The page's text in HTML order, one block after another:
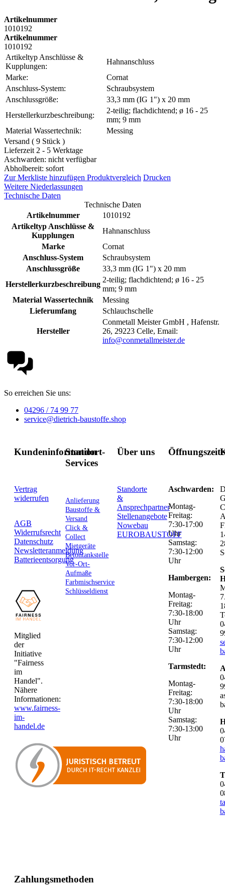
Artikelnummer
1010192
Artikelnummer
1010192
Artikeltyp Anschlüsse &
Kupplungen:
Hahnanschluss
Marke:
Cornat
Anschluss-System:
Schraubsystem
Anschlussgröße:
33,3 mm (IG 1") x 20 mm
Herstellerkurzbeschreibung:
2-teilig; flachdichtend; ø 16 - 25
mm; 9 mm
Material Wassertechnik:
Messing
Versand ( 9 Stück )
Lieferzeit 2 - 5 Werktage
Aschwarden: nicht verfügbar
Abholbereit: sofort
Zur Merkliste hinzufügen Produktvergleich Drucken
Weitere Niederlassungen
Technische Daten
Technische Daten
Artikelnummer
1010192
Artikeltyp Anschlüsse &
Kupplungen
Hahnanschluss
Marke
Cornat
Anschluss-System
Schraubsystem
Anschlussgröße
33,3 mm (IG 1") x 20 mm
Herstellerkurzbeschreibung
2-teilig; flachdichtend; ø 16 - 25
mm; 9 mm
Material Wassertechnik
Messing
Lieferumfang
Schlauchschelle
Hersteller
Conmetall Meister GmbH , Hafenstr.
26, 29223 Celle, Email:
info@conmetallmeister.de
So erreichen Sie uns:
04296 / 74 99 77
service@dietrich-baustoffe.shop
Kundeninformation
Vertrag
widerrufen
AGB
Widerrufsrecht
Datenschutz
Newsletteranmeldung
Batterieentsorgung
Mitglied
der
Initiative
"Fairness
im
Handel".
Nähere
Informationen:
www.fairness-
im-
handel.de
Standort-
Services
Anlieferung
Baustoffe &
Versand
Click &
Collect
Mietgeräte
Betontankstelle
Vor-Ort-
Aufmaße
Farbmischservice
Schlüsseldienst
Über uns
Standorte
&
Ansprechpartner
Stellenangebote
Nowebau
EUROBAUSTOFF
Aschwarden:
Montag-
Freitag:
7:30-17:00
Uhr
Samstag:
7:30-12:00
Uhr
Hambergen:
Montag-
Freitag:
7:30-18:00
Uhr
Samstag:
7:30-12:00
Uhr
Tarmstedt:
Montag-
Freitag:
7:30-18:00
Uhr
Samstag:
7:30-13:00
Uhr
Zahlungsmethoden